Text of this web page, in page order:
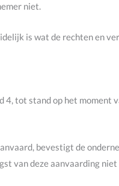
niet.
is wat de rechten en
tot stand op het moment
bevestigt de
van deze aanvaarding